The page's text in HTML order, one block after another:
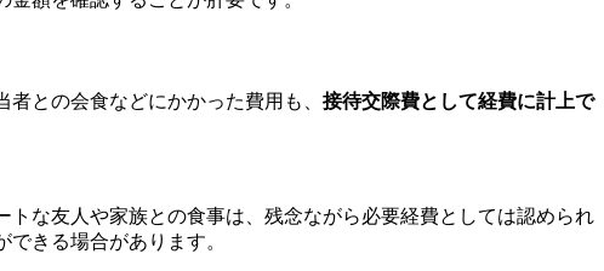
との会食などにかかった費用も、 接待交際費として経費に計上で
トな友人や家族との食事は、残念ながら必要経費としては認められ
きる場合があります。